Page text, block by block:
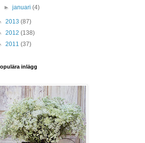
►januari(4)
2013 (87)
2012 (138)
2011 (37)
inlägg